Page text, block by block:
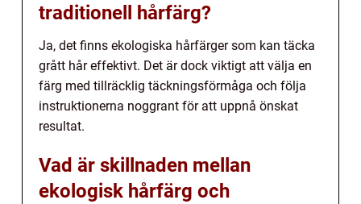
traditionell hårfärg?
Ja, det finns ekologiska hårfärger som kan täcka
grått hår effektivt. Det är dock viktigt att välja en
färg med tillräcklig täckningsförmåga och följa
instruktionerna noggrant för att uppnå önskat
resultat.
Vad är skillnaden mellan
ekologisk hårfärg och